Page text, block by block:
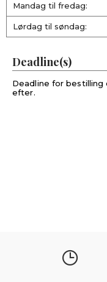
Mandag til fredag:
Lørdag til søndag:
Deadline(s)
Deadline for bestilling
efter.